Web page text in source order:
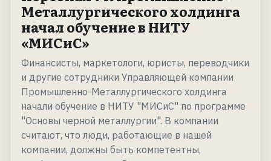
Металлургического холдинга
начал обучение в НИТУ
«МИСиС»
Финансисты, маркетологи, юристы, переводчики
и другие сотрудники Управляющей компании
Промышленно-Металлургического холдинга
начали обучение в НИТУ "МИСиС" по программе
"Основы черной металлургии". В компании
считают, что люди, работающие в нашей
компании, должны быть компетентны,